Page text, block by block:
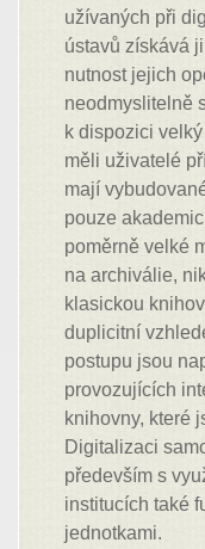
užívaných při
ústavů získává
nutnost jejich
neodmyslitelně
k dispozici
měli uživatelé
mají
pouze
poměrně velké
na archiválie,
klasickou
duplicitní
postupu jsou
provozujících
knihovny, které
Digitalizaci
především s
institucích také
jednotkami.